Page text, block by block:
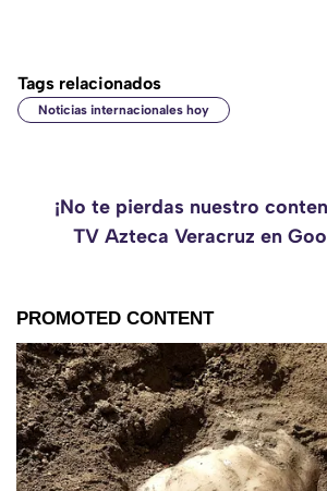
Tags relacionados
Noticias internacionales hoy
¡No te pierdas nuestro
TV Azteca Veracruz en